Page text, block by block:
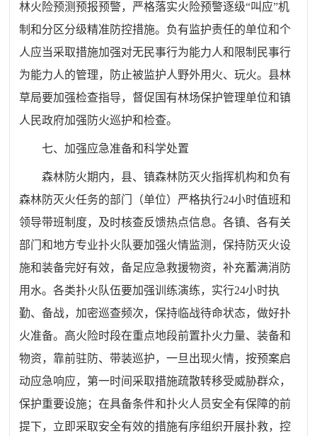
林火险预测预报预警，严格落实火险预警逐级“叫应”机
制和分区分级精准防控措施。负有监护责任的单位和个
人应当采取措施加强对无民事行为能力人和限制民事行
为能力人的管理，防止被监护人野外用火、玩火。 县林
草局要加强检查指导，督促国有林场保护管理单位和镇
人民政府加强防火巡护和检查。
七、加强应急准备和科学处置
森林防火期内， 县、镇森林防灭火指挥机构和负有
森林防灭火任务的部门（单位）严格执行24小时值班和
领导带班制度， 及时核查反馈热点信息。各镇、各有关
部门和地方专业扑火队要加强火情监测，保持防灭火设
施和装备完好有效，备足应急救援物资，补充蓄满消防
用水。各类扑火队伍要加强训练演练，实行24小时执
勤、备战，加密巡查频次，保持临战待命状态，做好扑
火准备。高火险时段在重点地段前置扑火力量、装备和
物资，靠前驻防、带装巡护，一旦出现火情，按预案启
动应急响应，第一时间采取措施疏散转移受威胁群众，
保护重要设施；在具备条件和扑火人员安全有保障的前
提下，立即采取安全有效的措施有序组织开展扑救，控